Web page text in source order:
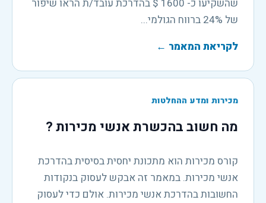
שהשקיעו כ- 1600 $ בהדרכת עובד/ת הראו שיפור
של 24% ברווח הגולמי...
לקריאת המאמר ←
מכירות ומדע ההחלטות
מה חשוב בהכשרת אנשי מכירות ?
קורס מכירות הוא מתכונת יחסית בסיסית בהדרכת
אנשי מכירות. במאמר זה אבקש לעסוק בנקודות
החשובות בהדרכת אנשי מכירות. אולם כדי לעסוק